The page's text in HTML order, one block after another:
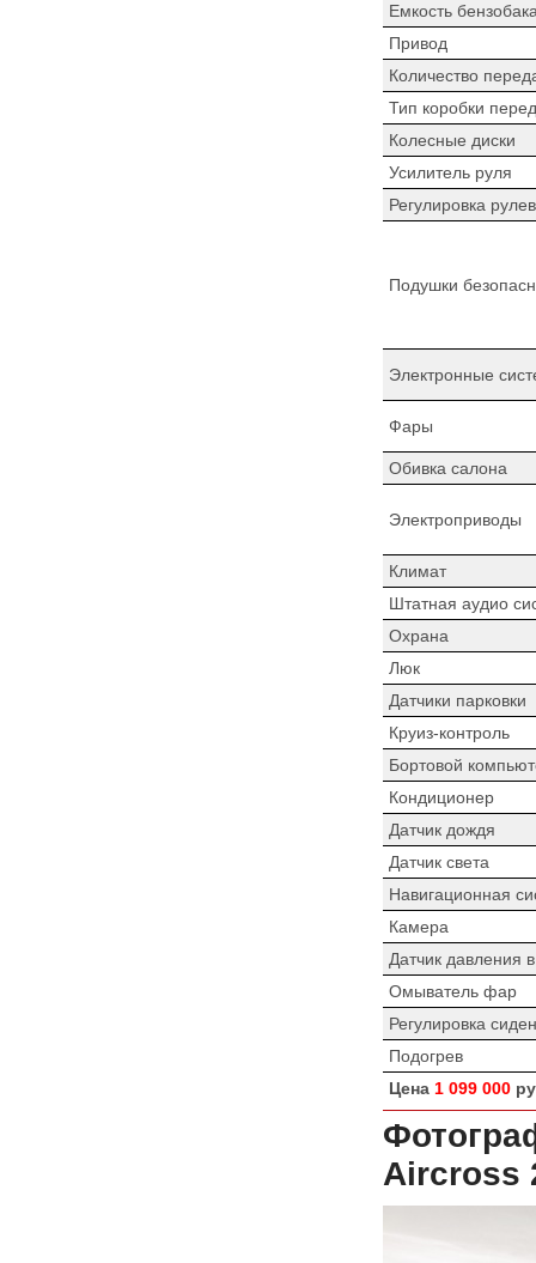
Емкость
Привод
Количество
Тип коробки
Колесные диски
Усилитель руля
Регулировка
Подушки
Электронные
Фары
Обивка салона
Электроприводы
Климат
Штатная аудио
Охрана
Люк
Датчики парковки
Круиз-контроль
Бортовой
Кондиционер
Датчик дождя
Датчик света
Навигационная
Камера
Датчик давления
Омыватель фар
Регулировка
Подогрев
Цена 1 099 000
Aircross